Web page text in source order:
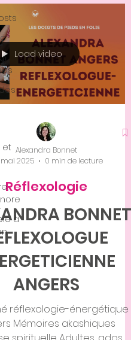
et
à
Load video
Alexandra Bonnet
2025
0 min de lecture
Réflexologie
BONNET
ANGERS
réflexologie-énergétique
Mémoires akashiques